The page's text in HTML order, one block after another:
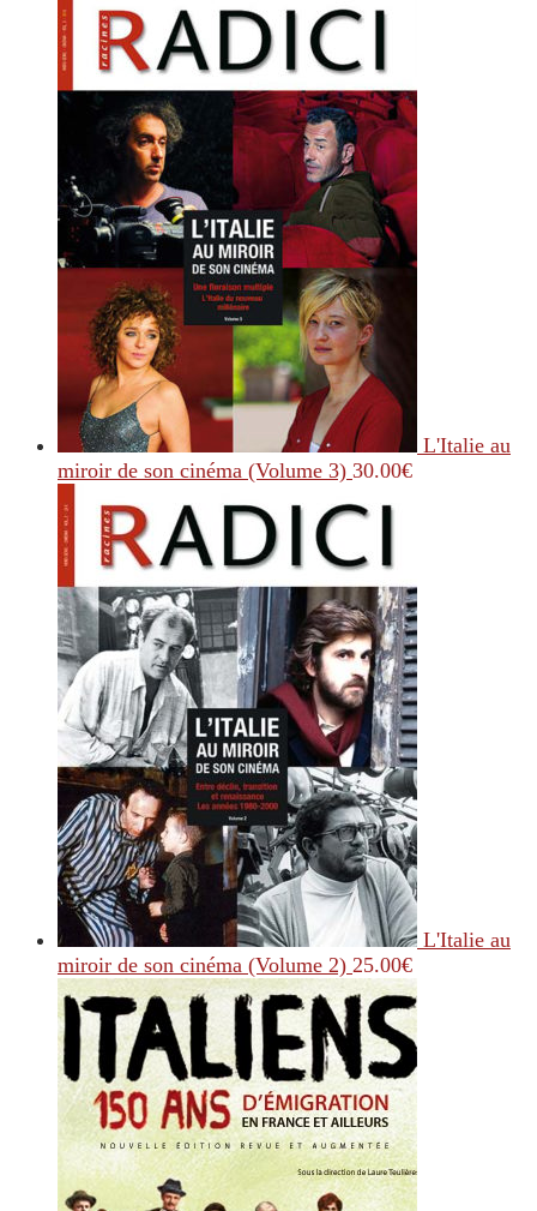
L'Italie au
miroir de son cinéma (Volume 3) 30.00€
L'Italie au
miroir de son cinéma (Volume 2) 25.00€